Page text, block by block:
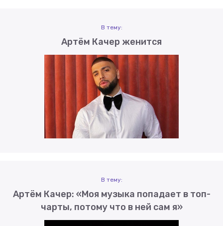
В тему:
Артём Качер женится
В тему:
Артём Качер: «Моя музыка попадает в топ-
чарты, потому что в ней сам я»